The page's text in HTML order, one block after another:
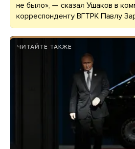
не было», — сказал Ушаков в
корреспонденту ВГТРК Павлу
ЧИТАЙТЕ ТАКЖЕ